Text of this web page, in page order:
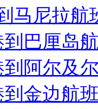
马尼拉航
到巴厘岛
到阿尔及
到金边航